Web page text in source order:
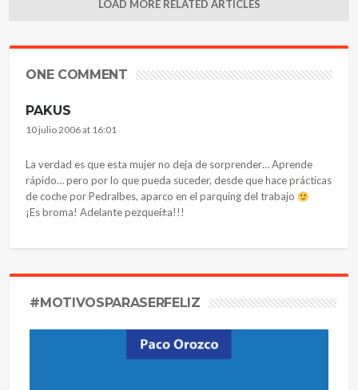
LOAD MORE RELATED ARTICLES
ONE COMMENT
PAKUS
10 julio 2006 at 16:01
La verdad es que esta mujer no deja de sorprender… Aprende
rápido… pero por lo que pueda suceder, desde que hace prácticas
de coche por Pedralbes, aparco en el parquing del trabajo
¡Es broma! Adelante pezqueí±a!!!
#MOTIVOSPARASERFELIZ